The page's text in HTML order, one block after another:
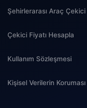
Şehirlerarası Araç Çekici
Çekici Fiyatı Hesapla
Kullanım Sözleşmesi
Kişisel Verilerin Koruması